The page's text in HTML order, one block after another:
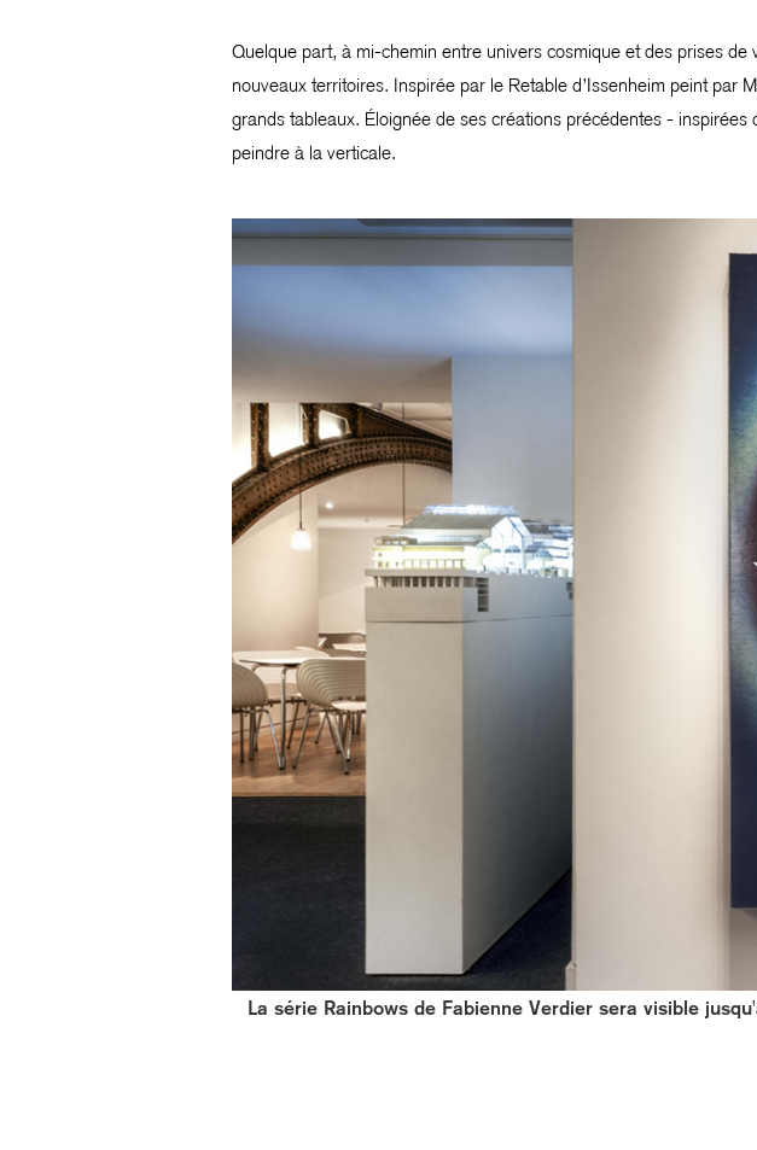
Quelque part, à mi-chemin entre univers cosmique et des prises
nouveaux territoires. Inspirée par le Retable d’Issenheim peint
grands tableaux. Éloignée de ses créations précédentes -
peindre à la verticale.
La série Rainbows de Fabienne Verdier sera visible